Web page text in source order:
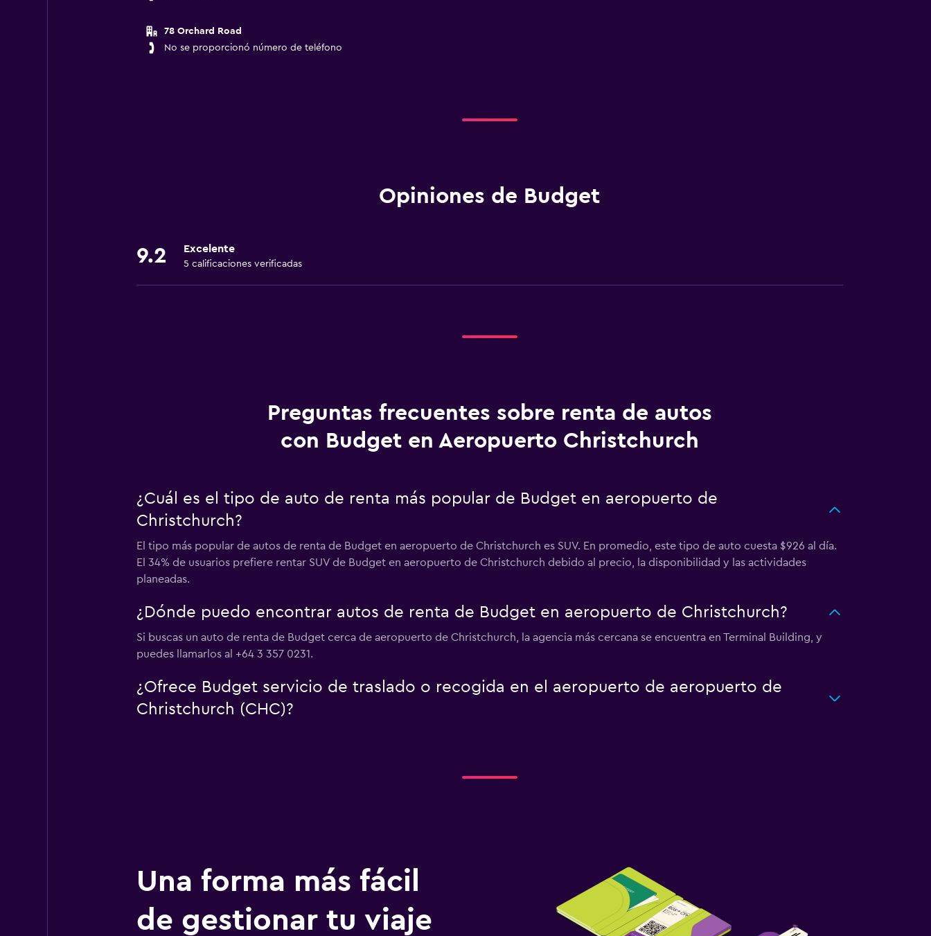
78 Orchard Road
No se proporcionó número de teléfono
Opiniones de Budget
9.2 Excelente
5 calificaciones verificadas
Preguntas frecuentes sobre renta de autos
con Budget en Aeropuerto Christchurch
¿Cuál es el tipo de auto de renta más popular de Budget en aeropuerto de
Christchurch?
El tipo más popular de autos de renta de Budget en aeropuerto de Christchurch es SUV. En promedio, este tipo de auto cuesta $926 al día.
El 34% de usuarios prefiere rentar SUV de Budget en aeropuerto de Christchurch debido al precio, la disponibilidad y las actividades
planeadas.
¿Dónde puedo encontrar autos de renta de Budget en aeropuerto de Christchurch?
Si buscas un auto de renta de Budget cerca de aeropuerto de Christchurch, la agencia más cercana se encuentra en Terminal Building, y
puedes llamarlos al +64 3 357 0231.
¿Ofrece Budget servicio de traslado o recogida en el aeropuerto de aeropuerto de
Christchurch (CHC)?
Una forma más fácil
de gestionar tu viaje